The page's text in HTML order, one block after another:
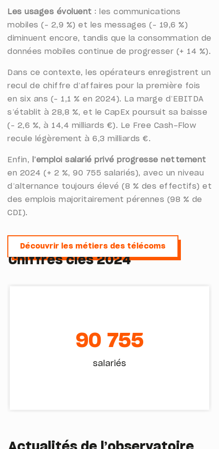
Les usages évoluent : les communications
mobiles (– 2,9 %) et les messages (– 19,6 %)
diminuent encore, tandis que la consommation de
données mobiles continue de progresser (+ 14 %).
Dans ce contexte, les opérateurs enregistrent un
recul de chiffre d’affaires pour la première fois
en six ans (– 1,1 % en 2024). La marge d’EBITDA
s’établit à 28,8 %, et le CapEx poursuit sa baisse
(– 2,6 %, à 14,4 milliards €). Le Free Cash-Flow
recule légèrement à 6,3 milliards €.
Enfin,
l’emploi salarié privé progresse nettement
en 2024 (+ 2 %, 90 755 salariés), avec un niveau
d’alternance toujours élevé (8 % des effectifs) et
des emplois majoritairement pérennes (98 % de
CDI).
Découvrir les métiers des télécoms
Découvrir les métiers des télécoms
Chiffres clés 2024
90 755
salariés